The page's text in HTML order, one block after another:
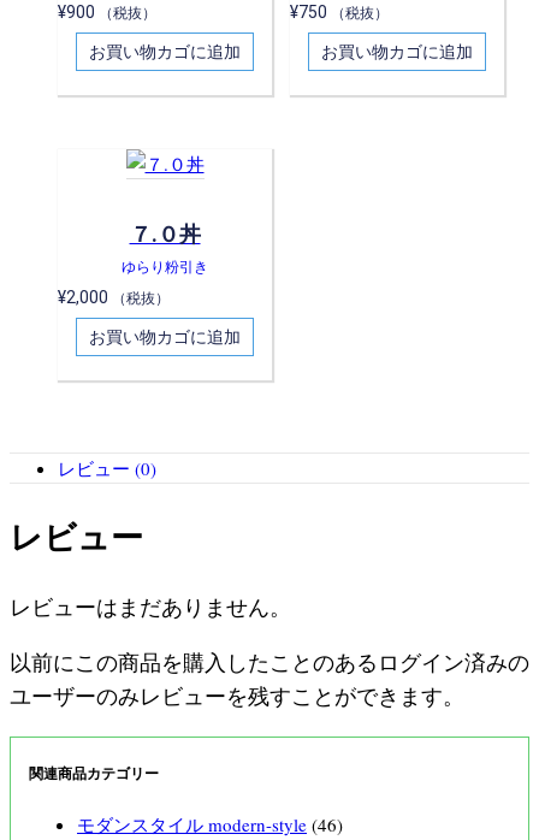
¥900 （税抜）
お買い物カゴに追加
¥750 （税抜）
お買い物カゴに追加
７.０丼
ゆらり粉引き
¥2,000 （税抜）
お買い物カゴに追加
レビュー (0)
レビュー
レビューはまだありません。
以前にこの商品を購入したことのあるログイン済みの
ユーザーのみレビューを残すことができます。
関連商品カテゴリー
モダンスタイル modern-style (46)